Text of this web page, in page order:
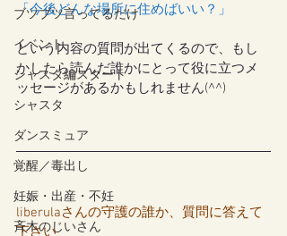
ブツブツ言ってるだけ
イベント
シャスタ編スタート
シャスタ
ダンスミュア
覚醒／毒出し
妊娠・出産・不妊
斉木のじいさん
「今後どんな場所に住めばいい？」
という内容の質問が出てくるので、もし
かしたら読んだ誰かにとって役に立つメ
ッセージがあるかもしれません(^^)
liberulaさんの守護の誰か、質問に答えて
下さい